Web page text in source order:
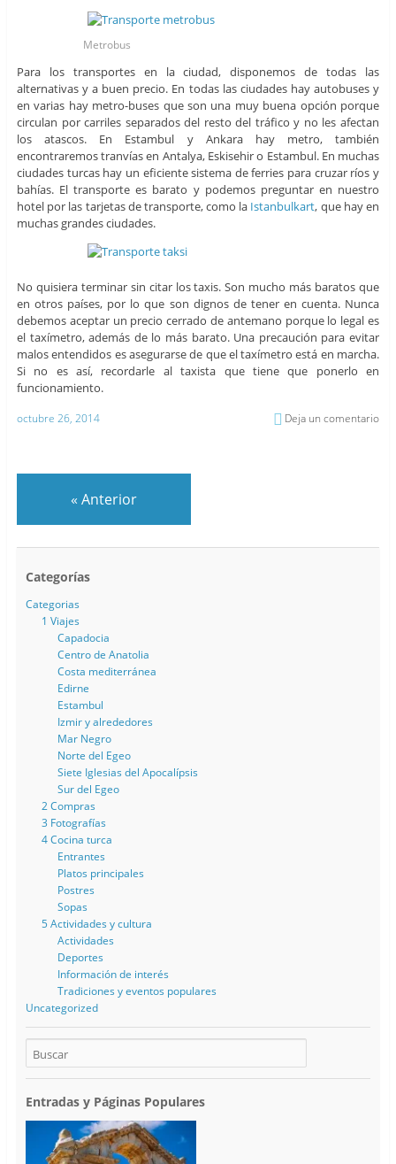
Metrobus
Para los transportes en la ciudad, disponemos de todas las
alternativas y a buen precio. En todas las ciudades hay autobuses y
en varias hay metro-buses que son una muy buena opción porque
circulan por carriles separados del resto del tráfico y no les afectan
los atascos. En Estambul y Ankara hay metro, también
encontraremos tranvías en Antalya, Eskisehir o Estambul. En muchas
ciudades turcas hay un eficiente sistema de ferries para cruzar ríos y
bahías. El transporte es barato y podemos preguntar en nuestro
hotel por las tarjetas de transporte, como la Istanbulkart, que hay en
muchas grandes ciudades.
No quisiera terminar sin citar los taxis. Son mucho más baratos que
en otros países, por lo que son dignos de tener en cuenta. Nunca
debemos aceptar un precio cerrado de antemano porque lo legal es
el taxímetro, además de lo más barato. Una precaución para evitar
malos entendidos es asegurarse de que el taxímetro está en marcha.
Si no es así, recordarle al taxista que tiene que ponerlo en
funcionamiento.
octubre 26, 2014 Deja un comentario
« Anterior
Categorías
Categorias
1 Viajes
Capadocia
Centro de Anatolia
Costa mediterránea
Edirne
Estambul
Izmir y alrededores
Mar Negro
Norte del Egeo
Siete Iglesias del Apocalípsis
Sur del Egeo
2 Compras
3 Fotografías
4 Cocina turca
Entrantes
Platos principales
Postres
Sopas
5 Actividades y cultura
Actividades
Deportes
Información de interés
Tradiciones y eventos populares
Uncategorized
Entradas y Páginas Populares